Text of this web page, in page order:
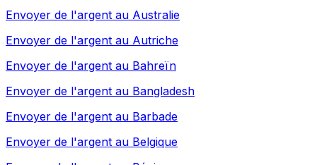
Envoyer de l'argent au Australie
Envoyer de l'argent au Autriche
Envoyer de l'argent au Bahreïn
Envoyer de l'argent au Bangladesh
Envoyer de l'argent au Barbade
Envoyer de l'argent au Belgique